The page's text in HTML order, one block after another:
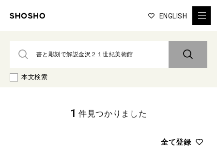
ENGLISH
本文検索
全て登録
1 件見つかりました